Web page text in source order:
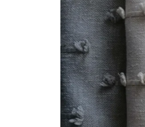
CINTAS CON OLLAOS
CINTAS DE ESTOR
FORROS Y ENTRETELAS
OTROS COMPLEMENTOS DE